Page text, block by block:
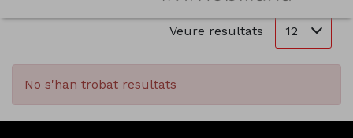
Veure resultats 12
No s'han trobat resultats